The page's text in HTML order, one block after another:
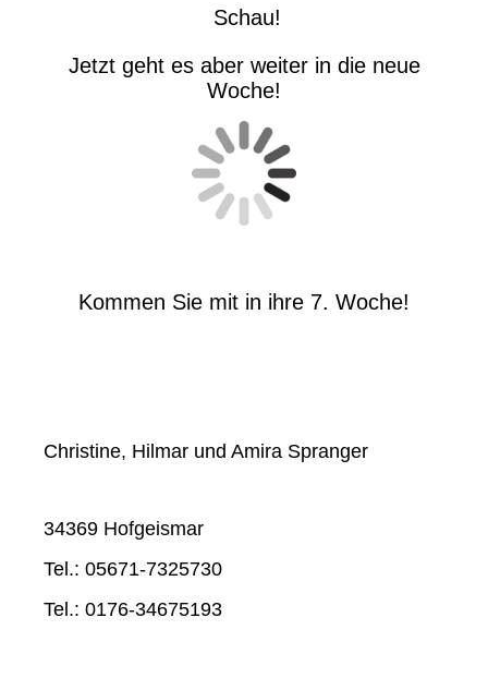
Schau!
Jetzt geht es aber weiter in die neue
Woche!
Kommen Sie mit in ihre 7. Woche!
Christine, Hilmar und Amira Spranger
34369 Hofgeismar
Tel.: 05671-7325730
Tel.: 0176-34675193